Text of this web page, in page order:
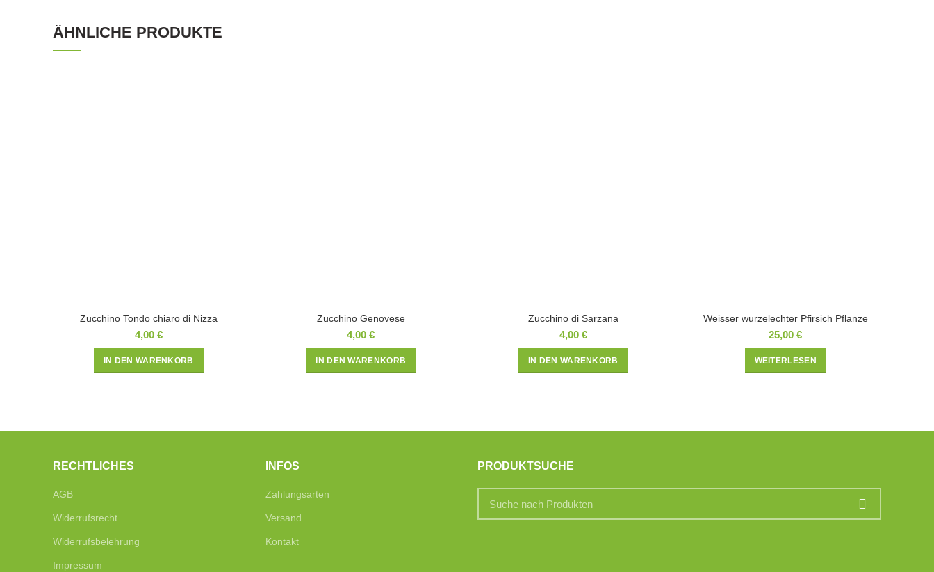
ÄHNLICHE PRODUKTE
Zucchino Tondo chiaro di Nizza
4,00 €
IN DEN WARENKORB
Zucchino Genovese
4,00€
IN DEN WARENKORB
Zucchino di Sarzana
4,00 €
IN DEN WARENKORB
Weisser wurzelechter Pfirsich Pflanze
25,00€
WEITERLESEN
RECHTLICHES
AGB
Widerrufsrecht
Widerrufsbelehrung
Impressum
INFOS
Zahlungsarten
Versand
Kontakt
PRODUKTSUCHE